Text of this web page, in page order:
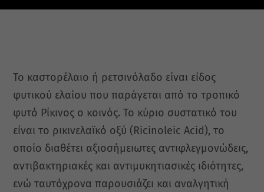
Το καστορέλαιο ή ρετσινόλαδο είναι είδος
φυτικού ελαίου που παράγεται από το τροπικό
φυτό Ρίκινος ο κοινός. Το κύριο συστατικό του
είναι το ρικινελαϊκό οξύ (Ricinoleic Acid), το
οποίο διαθέτει αξιοσήμειωτες αντιφλεγμονώδεις,
αντιβακτηριακές και αντιμυκητιασικές ιδιότητες,
ενώ ταυτόχρονα παρουσιάζει και αναλγητική